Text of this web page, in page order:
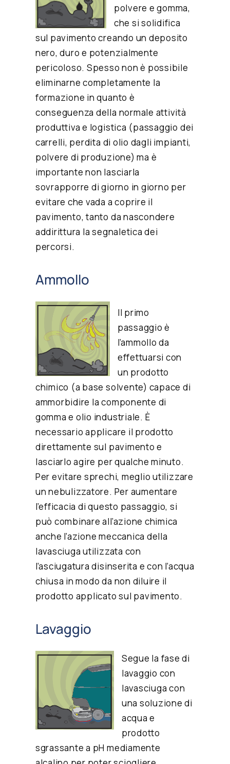
polvere e gomma,
che si solidifica
sul pavimento creando un deposito
nero, duro e potenzialmente
pericoloso. Spesso non è possibile
eliminarne completamente la
formazione in quanto è
conseguenza della normale attività
produttiva e logistica (passaggio dei
carrelli, perdita di olio dagli impianti,
polvere di produzione) ma è
importante non lasciarla
sovrapporre di giorno in giorno per
evitare che vada a coprire il
pavimento, tanto da nascondere
addirittura la segnaletica dei
percorsi.
Ammollo
Il primo
passaggio è
l’ammollo da
effettuarsi con
un prodotto
chimico (a base solvente) capace di
ammorbidire la componente di
gomma e olio industriale. È
necessario applicare il prodotto
direttamente sul pavimento e
lasciarlo agire per qualche minuto.
Per evitare sprechi, meglio utilizzare
un nebulizzatore. Per aumentare
l’efficacia di questo passaggio, si
può combinare all’azione chimica
anche l’azione meccanica della
lavasciuga utilizzata con
l’asciugatura disinserita e con l’acqua
chiusa in modo da non diluire il
prodotto applicato sul pavimento.
Lavaggio
Segue la fase di
lavaggio con
lavasciuga con
una soluzione di
acqua e
prodotto
sgrassante a pH mediamente